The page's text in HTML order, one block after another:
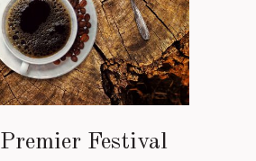
Premier Festival